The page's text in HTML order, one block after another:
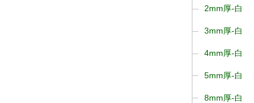
2mm厚-白
3mm厚-白
4mm厚-白
5mm厚-白
8mm厚-白